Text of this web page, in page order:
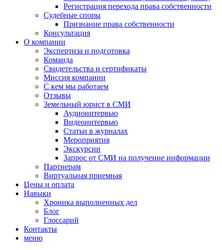
Регистрация перехода права собственности
Судебные споры
Признание права собственности
Консультация
О компании
Экспертиза и подготовка
Команда
Свидетельства и сертификаты
Миссия компании
С кем мы работаем
Отзывы
Земельный юрист в СМИ
Аудиоинтервью
Видеоинтервью
Статьи в журналах
Мероприятия
Экскурсии
Запрос от СМИ на получение информации
Партнерам
Виртуальная приемная
Цены и оплата
Навыки
Хроника выполненных дел
Блог
Глоссарий
Контакты
меню